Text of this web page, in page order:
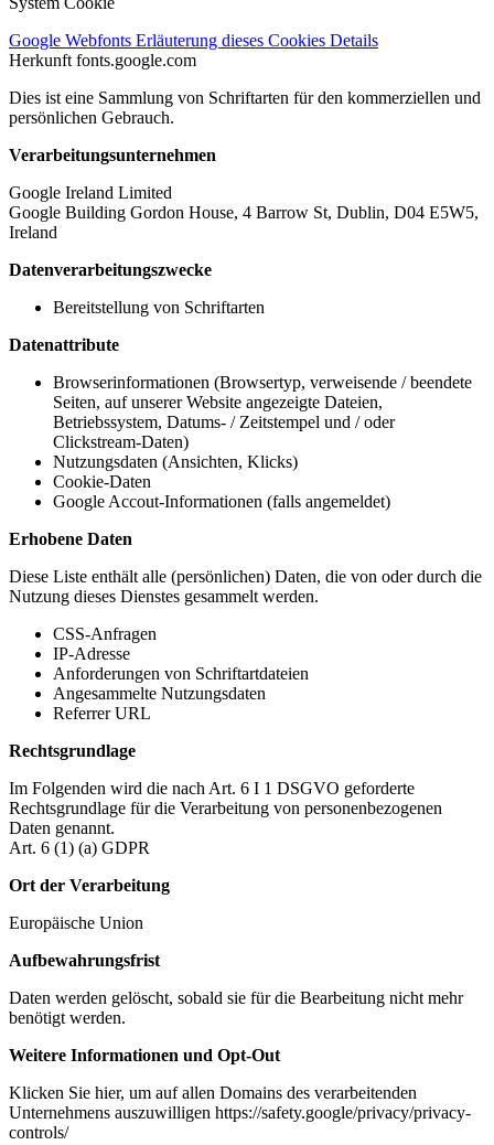
Google Webfonts Erläuterung dieses Cookies Details
Herkunft fonts.google.com
Dies ist eine Sammlung von Schriftarten für den kommerziellen und
persönlichen Gebrauch.
Verarbeitungsunternehmen
Google Ireland Limited
Google Building Gordon House, 4 Barrow St, Dublin, D04 E5W5,
Ireland
Datenverarbeitungszwecke
Bereitstellung von Schriftarten
Datenattribute
Browserinformationen (Browsertyp, verweisende / beendete
Seiten, auf unserer Website angezeigte Dateien,
Betriebssystem, Datums- / Zeitstempel und / oder
Clickstream-Daten)
Nutzungsdaten (Ansichten, Klicks)
Cookie-Daten
Google Accout-Informationen (falls angemeldet)
Erhobene Daten
Diese Liste enthält alle (persönlichen) Daten, die von oder durch die
Nutzung dieses Dienstes gesammelt werden.
CSS-Anfragen
IP-Adresse
Anforderungen von Schriftartdateien
Angesammelte Nutzungsdaten
Referrer URL
Rechtsgrundlage
Im Folgenden wird die nach Art. 6 I 1 DSGVO geforderte
Rechtsgrundlage für die Verarbeitung von personenbezogenen
Daten genannt.
Art. 6 (1) (a) GDPR
Ort der Verarbeitung
Europäische Union
Aufbewahrungsfrist
Daten werden gelöscht, sobald sie für die Bearbeitung nicht mehr
benötigt werden.
Weitere Informationen und Opt-Out
Klicken Sie hier, um auf allen Domains des verarbeitenden
Unternehmens auszuwilligen https://safety.google/privacy/privacy-
controls/